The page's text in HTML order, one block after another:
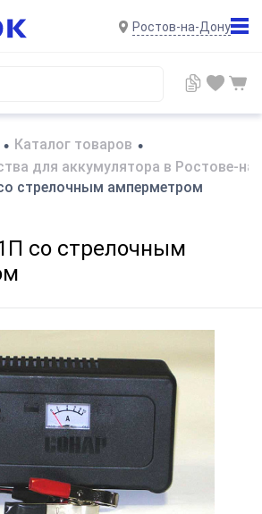
Ростов-на-Дону
• Каталог товаров •
для аккумулятора в Ростове-
стрелочным амперметром
cо стрелочным